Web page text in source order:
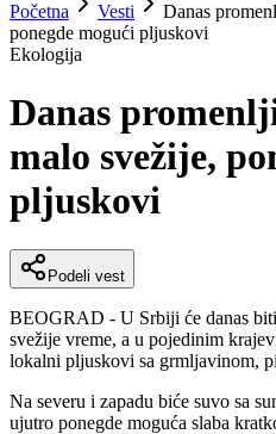
Početna Vesti
Danas
ponegde mogući pljuskovi
Ekologija
Danas
malo svežije,
pljuskovi
Podeli vest
BEOGRAD - U Srbiji će danas
svežije vreme, a u pojedinim
lokalni pljuskovi sa grmljavinom,
Na severu i zapadu biće suvo sa
ujutro ponegde moguća slaba